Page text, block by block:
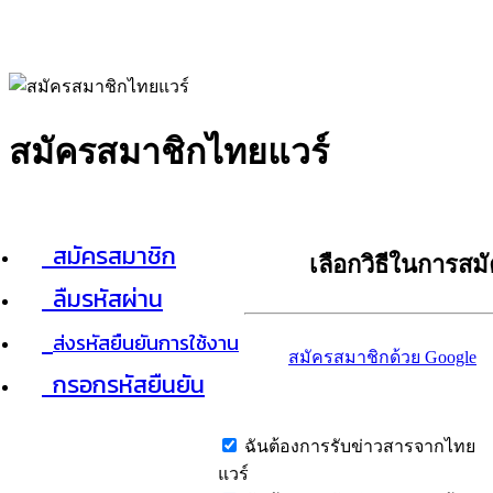
สมัครสมาชิกไทยแวร์
สมัครสมาชิก
ลืมรหัสผ่าน
ส่งรหัสยืนยันการใช้งาน
กรอกรหัสยืนยัน
เลือกวิธีในการส
สมัครสมาชิกด้วย Google
ฉันต้องการรับข่าวสารจากไทย
แวร์